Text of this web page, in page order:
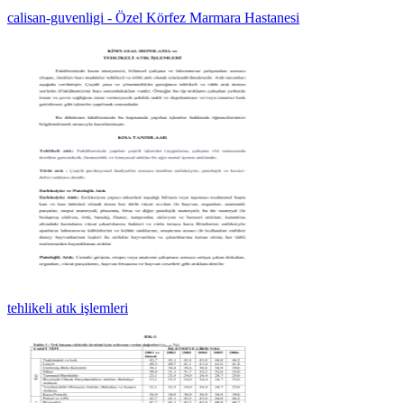
calisan-guvenligi - Özel Körfez Marmara Hastanesi
tehlikeli atık işlemleri